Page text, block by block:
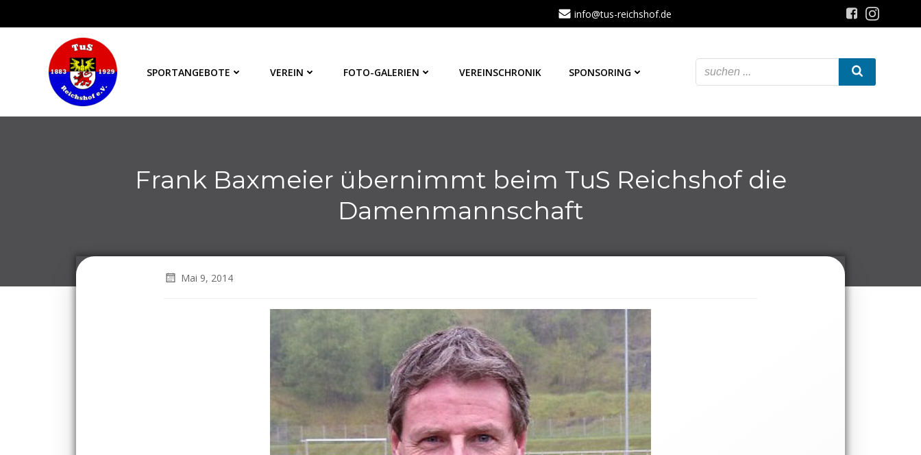
Inhalt
info@tus-reichshof.de
SPORTANGEBOTE VEREIN FOTO-GALERIEN VEREINSCHRONIK SPONSORING
Frank Baxmeier übernimmt beim TuS Reichshof die
Damenmannschaft
Mai 9, 2014